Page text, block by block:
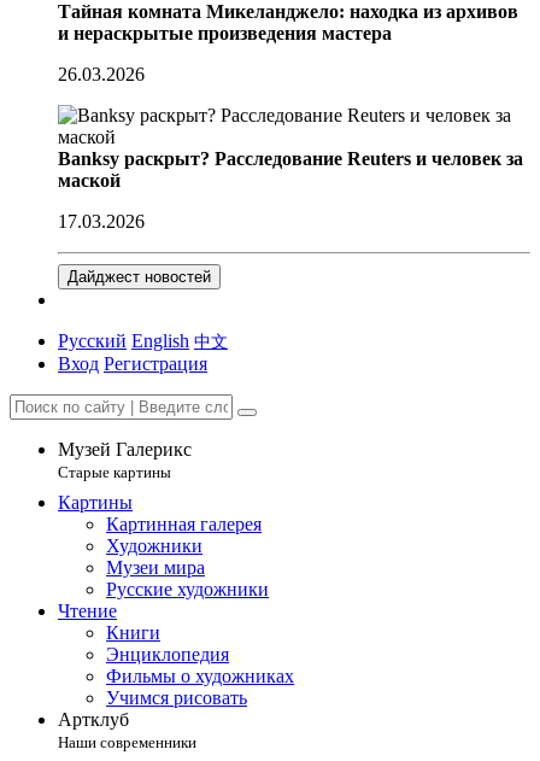
Тайная комната Микеланджело: находка из архивов
и нераскрытые произведения мастера
26.03.2026
Banksy раскрыт? Расследование Reuters и человек за
маской
17.03.2026
Дайджест новостей
Русский English 中文
Вход Регистрация
Музей Галерикс
Старые картины
Картины
Картинная галерея
Художники
Музеи мира
Русские художники
Чтение
Книги
Энциклопедия
Фильмы о художниках
Учимся рисовать
Артклуб
Наши современники